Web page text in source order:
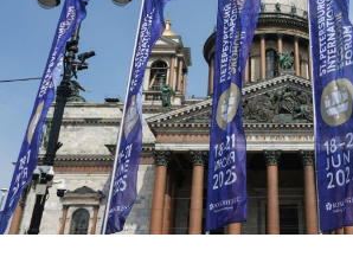
tierras raras, que Pekín controla y
para su industria de defensa y
Tecnología e inteligencia
Xi Jinping rechazalos controles
semiconductores y equipos avanzados
defiende como línea de seguridad
los dos países intentan acordar algún